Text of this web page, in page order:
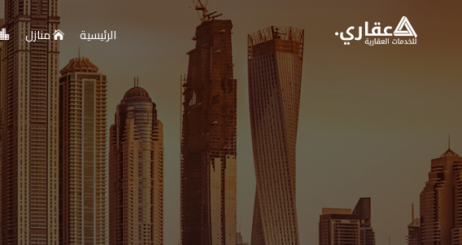
عقاري للخدمات العقارية
الرئيسية منازل